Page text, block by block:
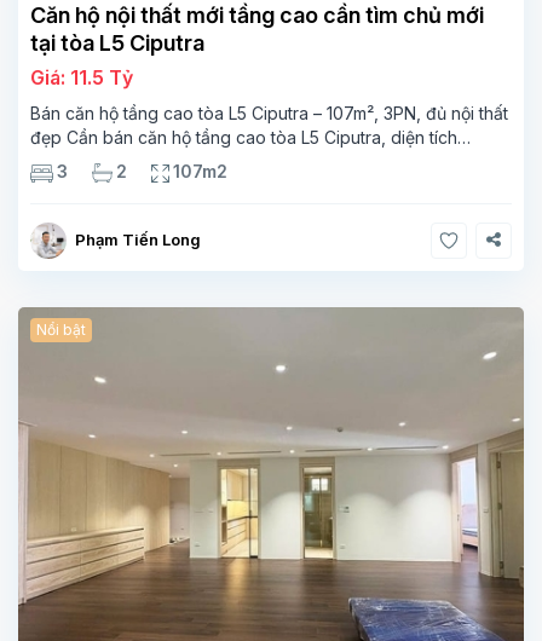
Căn hộ nội thất mới tầng cao cần tìm chủ mới
tại tòa L5 Ciputra
Giá: 11.5 Tỷ
Bán căn hộ tầng cao tòa L5 Ciputra – 107m², 3PN, đủ nội thất
đẹp Cần bán căn hộ tầng cao tòa L5 Ciputra, diện tích
107m², thiết kế 3 phòng ngủ – 2 vệ sinh, không gian rộng
thoáng. Căn
3 2 107m2
Phạm Tiến Long
Nổi bật